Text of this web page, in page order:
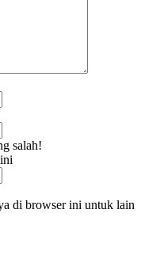
salah!
di browser ini untuk lain